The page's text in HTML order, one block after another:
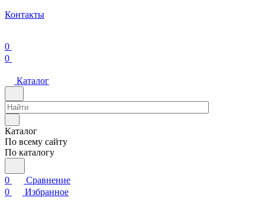
Контакты
0
0
Каталог
Каталог
По всему сайту
По каталогу
0
Сравнение
0
Избранное